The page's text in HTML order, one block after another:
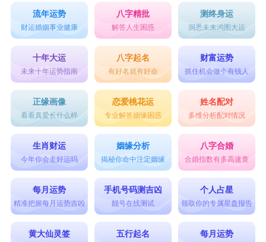
25、牛奶味可爱
26、半梦半醒
28、僵尸吃了跳跳糖
29、樱花殇
30、凤凰情殇
32、金钱温暖生活
33、罔安
34、未书淋漓
35、漫天飞雨
36、恬萍
流年运势
财运婚姻事业健康
八字精批
解答人生困惑
测终身运
洞悉未来鸿图大运
十年大运
未来十年运势指南
八字起名
有好名就有好命
财富运势
抓住机会做个有钱人
正缘画像
看看真爱长什么样
恋爱桃花运
专业解答姻缘困惑
姓名配对
多维分析配对情况
生肖财运
今年你会走好运吗
姻缘分析
揭秘你命中注定姻缘
八字合婚
合婚指数有多高速查
每月运势
精准把握每月运势吉凶
手机号码测吉凶
靓号在线测试
个人占星
领取你的专属星盘报告
黄大仙灵签 五行起名 每月运势